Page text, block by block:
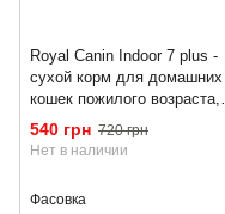
Royal Canin Indoor 7 plus -
сухой корм для домашних
кошек пожилого возраста,
1,5кг
540 грн 720 грн
Нет в наличии
Фасовка